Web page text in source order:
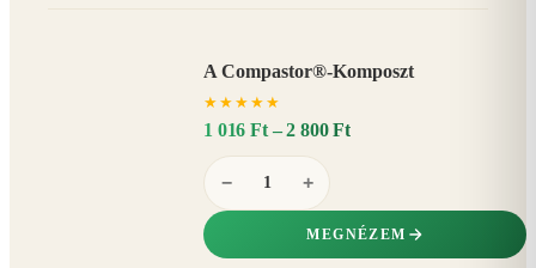
A Compastor®-Komposzt
★ ★ ★ ★ ★
1 016 Ft – 2 800 Ft
− +
MEGNÉZEM